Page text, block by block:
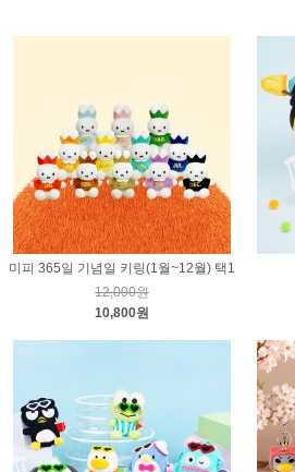
미피 365일 기념일 키링(1월~12월) 택1
12,000원
10,800원